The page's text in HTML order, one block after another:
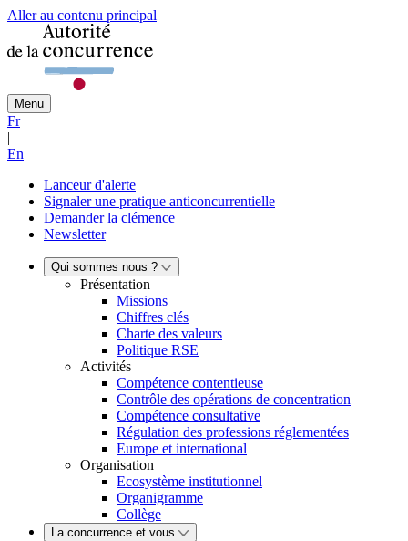
Aller au contenu principal
Menu
Fr
|
En
Lanceur d'alerte
Signaler une pratique anticoncurrentielle
Demander la clémence
Newsletter
Qui sommes nous ?
Présentation
Missions
Chiffres clés
Charte des valeurs
Politique RSE
Activités
Compétence contentieuse
Contrôle des opérations de concentration
Compétence consultative
Régulation des professions réglementées
Europe et international
Organisation
Ecosystème institutionnel
Organigramme
Collège
La concurrence et vous